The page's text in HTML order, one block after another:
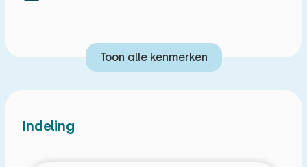
Toon alle kenmerken
Indeling